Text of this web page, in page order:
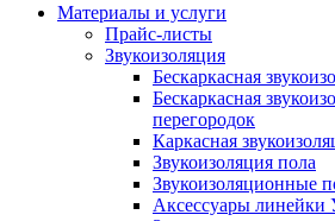
Материалы и услуги
Прайс-листы
Звукоизоляция
Бескаркасная
Бескаркасная
перегородок
Каркасная
Звукоизоляция пола
Звукоизоляционные
Аксессуары линейки